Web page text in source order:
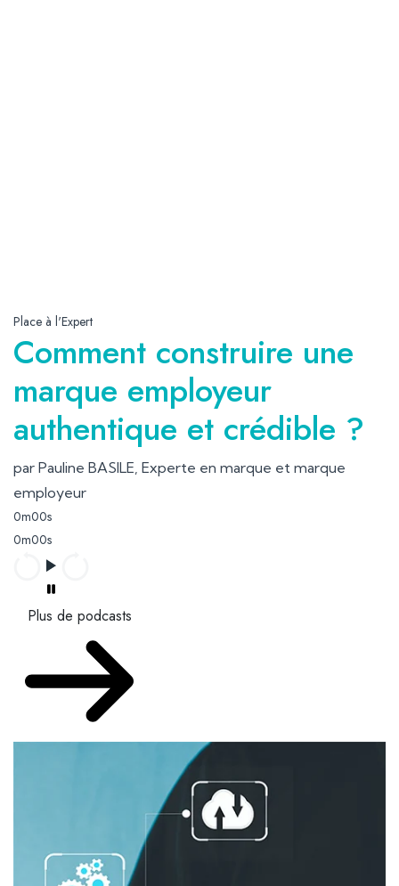
Place à l'Expert
Comment construire une
marque employeur
authentique et crédible ?
par Pauline BASILE, Experte en marque et marque
employeur
0m00s
0m00s
Plus de podcasts